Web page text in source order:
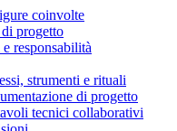
coinvolte
progetto
responsabilità
strumenti e rituali
di progetto
tecnici collaborativi